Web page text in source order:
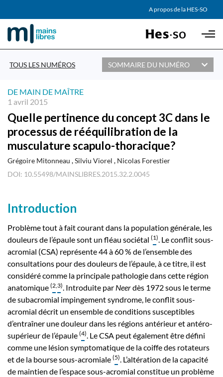
Skip to main content
A propos de la HES-SO
PARTENAIRES
TOUS LES NUMÉROS SOMMAIRE DU NUMÉRO
DE MAIN DE MAÎTRE
1 avril 2015
Quelle pertinence du concept 3C dans le
processus de rééquilibration de la
musculature scapulo-thoracique?
Grégoire Mitonneau Silviu Viorel Nicolas Forestier
DOI: 10.55498/MAINSLIBRES.2015.32.2.0045
Introduction
Problème tout à fait courant dans la population générale, les
douleurs de l’épaule sont un fléau sociétal (1). Le conflit sous-
acromial (CSA) représente 44 à 60 % de l’ensemble des
consultations pour des douleurs de l’épaule, à ce titre, il est
considéré comme la principale pathologie dans cette région
anatomique (2,3). Introduite par Neerdès 1972 sous le terme
de subacromial impingement syndrome, le conflit sous-
acromial décrit un ensemble de conditions susceptibles
d’entraîner une douleur dans les régions antérieur et antéro-
supérieur de l’épaule (4). Le CSA peut également être défini
comme une lésion symptomatique de la coiffe des rotateurs
et de la bourse sous-acromiale (5). L’altération de la capacité
de maintien de l’espace sous-acromial constitue un problème